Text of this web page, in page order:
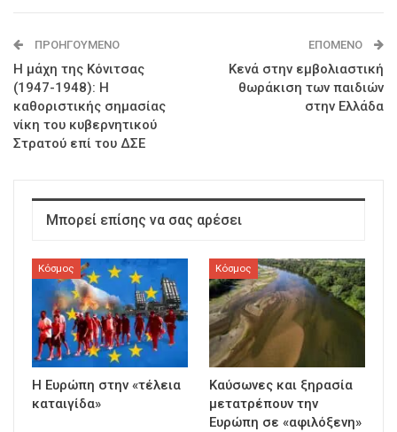
ΠΡΟΗΓΟΎΜΕΝΟ
Η μάχη της Κόνιτσας
(1947-1948): Η
καθοριστικής σημασίας
νίκη του κυβερνητικού
Στρατού επί του ΔΣΕ
ΕΠΌΜΕΝΟ
Κενά στην εμβολιαστική
θωράκιση των παιδιών
στην Ελλάδα
Μπορεί επίσης να σας αρέσει
Κόσμος
Η Ευρώπη στην «τέλεια
καταιγίδα»
Κόσμος
Καύσωνες και ξηρασία
μετατρέπουν την
Ευρώπη σε «αφιλόξενη»